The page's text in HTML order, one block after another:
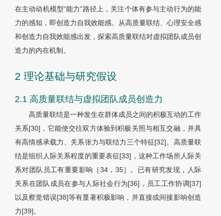
在主动动机模型“能力”路径上，关注个体有参与主动行为的能
力的感知，即创造力自我效能感。从高质量联结、心理安全感
和创造力自我效能感出发，探索高质量联结对虚拟团队成员创
造力的内在机制。
2 理论基础与研究假设
2.1 高质量联结与虚拟团队成员创造力
高质量联结是一种发生在群体成员之间的积极互动的工作
关系[30]，它能使交往双方体验到积极关照与相互交融，并具
有高情感承载力、关系张力与联结力三个特征[32]。高质量联
结是组织人际关系程度的重要表征[33]，这种工作场所人际关
系对团队员工有重要影响［34，35］。已有研究发现，人际
关系在团队成员在参与人际社会行为[36]，员工工作协调[37]
以及察觉错误[38]等有显著积极影响，并直接或间接影响创造
力[39]。